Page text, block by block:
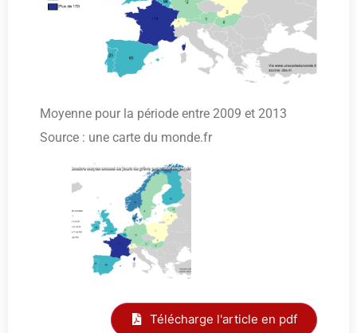
Moyenne pour la période entre 2009 et 2013
Source : une carte du monde.fr
Télécharge l'article en pdf